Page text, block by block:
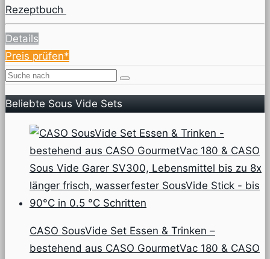
Rezeptbuch
Details
Preis prüfen*
Beliebte Sous Vide Sets
CASO SousVide Set Essen & Trinken –
bestehend aus CASO GourmetVac 180 & CASO